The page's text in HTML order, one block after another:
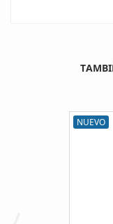
NUEVO